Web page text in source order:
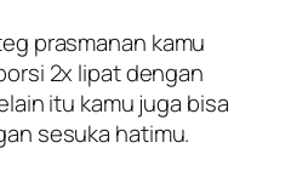
prasmanan kamu
2x lipat dengan
itu kamu juga bisa
sesuka hatimu.